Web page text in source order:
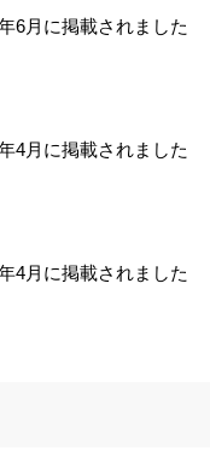
6月に掲載されました
4月に掲載されました
4月に掲載されました